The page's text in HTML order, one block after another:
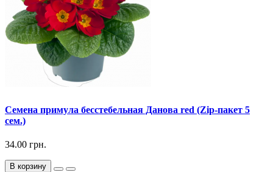
Семена примула бесстебельная Данова red (Zip-пакет 5
сем.)
34.00 грн.
В корзину